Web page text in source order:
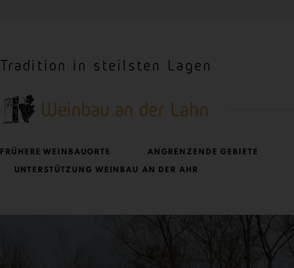
Tradition in steilsten Lagen
FRÜHERE WEINBAUORTE ANGRENZENDE GEBIETE
UNTERSTÜTZUNG WEINBAU AN DER AHR